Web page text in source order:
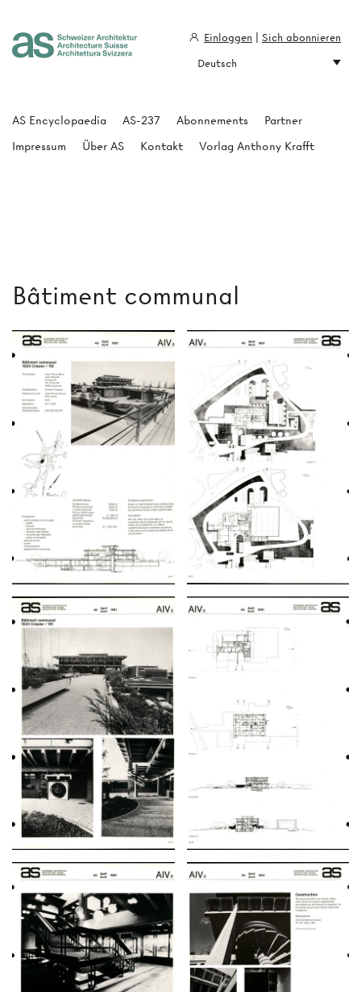
Bâtiment communal
AS Encyclopaedia AS-237 Abonnements
Partner
Impressum
Über AS Kontakt Vorlag Anthony Krafft
Einloggen
Sich abonnieren
Deutsch